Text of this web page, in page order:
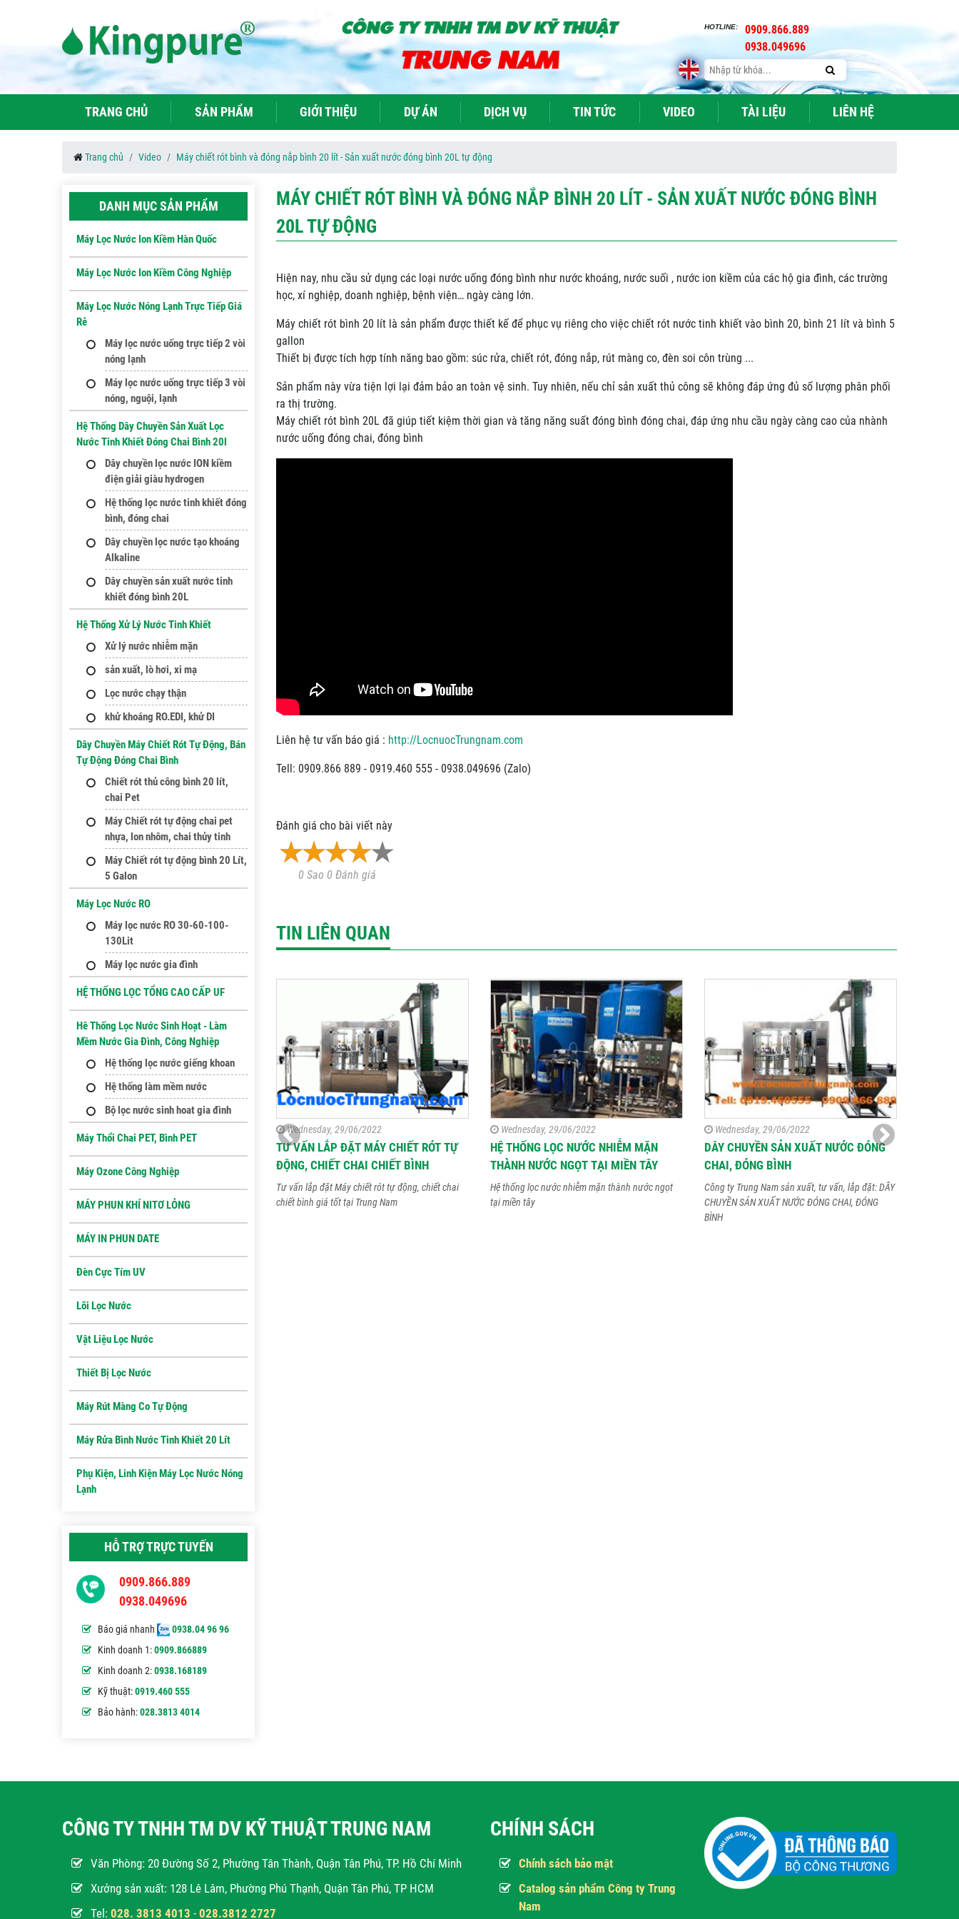
HOTLINE:
0909.866.889
0938.049696
TRANG CHỦ SẢN PHẨM GIỚI THIỆU DỰ ÁN DỊCH VỤ TIN TỨC VIDEO TÀI LIỆU LIÊN HỆ
Trang chủ Video Máy chiết rót bình và đóng nắp bình 20 lít - Sản xuất nước đóng bình 20L tự động
MÁY CHIẾT RÓT BÌNH VÀ ĐÓNG NẮP BÌNH 20 LÍT - SẢN XUẤT NƯỚC ĐÓNG BÌNH
20L TỰ ĐỘNG
Hiện nay, nhu cầu sử dụng các loại nước uống đóng bình như nước khoáng, nước suối , nước ion kiềm của các hộ gia đình, các trường
học, xí nghiệp, doanh nghiệp, bệnh viện… ngày càng lớn.
Máy chiết rót bình 20 lít là sản phẩm được thiết kế để phục vụ riêng cho việc chiết rót nước tinh khiết vào bình 20, bình 21 lít và bình 5
gallon
Thiết bị được tích hợp tính năng bao gồm: súc rửa, chiết rót, đóng nắp, rút màng co, đèn soi côn trùng ...
Sản phẩm này vừa tiện lợi lại đảm bảo an toàn vệ sinh. Tuy nhiên, nếu chỉ sản xuất thủ công sẽ không đáp ứng đủ số lượng phân phối
ra thị trường.
Máy chiết rót bình 20L đã giúp tiết kiệm thời gian và tăng năng suất đóng bình đóng chai, đáp ứng nhu cầu ngày càng cao của nhành
nước uống đóng chai, đóng bình
Liên hệ tư vấn báo giá : http://LocnuocTrungnam.com
Tell: 0909.866 889 - 0919.460 555 - 0938.049696 (Zalo)
Đánh giá cho bài viết này
0 Sao 0 Đánh giá
TIN LIÊN QUAN
Wednesday, 29/06/2022
TƯ VẤN LẮP ĐẶT MÁY CHIẾT RÓT TỰ
ĐỘNG, CHIẾT CHAI CHIẾT BÌNH
Tư vấn lắp đặt Máy chiết rót tự động, chiết chai
chiết bình giá tốt tại Trung Nam
Wednesday, 29/06/2022
HỆ THỐNG LỌC NƯỚC NHIỄM MẶN
THÀNH NƯỚC NGỌT TẠI MIỀN TÂY
Hệ thống lọc nước nhiễm mặn thành nước ngọt
tại miền tây
Wednesday, 29/06/2022
DÂY CHUYỀN SẢN XUẤT NƯỚC ĐÓNG
CHAI, ĐÓNG BÌNH
Công ty Trung Nam sản xuất, tư vấn, lắp đặt: DÂY
CHUYỀN SẢN XUẤT NƯỚC ĐÓNG CHAI, ĐÓNG
BÌNH
DANH MỤC SẢN PHẨM
Máy Lọc Nước Ion Kiềm Hàn Quốc
Máy Lọc Nước Ion Kiềm Công Nghiệp
Máy Lọc Nước Nóng Lạnh Trực Tiếp Giá
Rẻ
Máy lọc nước uống trực tiếp 2 vòi
nóng lạnh
Máy lọc nước uống trực tiếp 3 vòi
nóng, nguội, lạnh
Hệ Thống Dây Chuyền Sản Xuất Lọc
Nước Tinh Khiết Đóng Chai Bình 20l
Dây chuyền lọc nước ION kiềm
điện giải giàu hydrogen
Hệ thống lọc nước tinh khiết đóng
bình, đóng chai
Dây chuyền lọc nước tạo khoáng
Alkaline
Dây chuyền sản xuất nước tinh
khiết đóng bình 20L
Hệ Thống Xử Lý Nước Tinh Khiết
Xử lý nước nhiễm mặn
sản xuất, lò hơi, xi mạ
Lọc nước chạy thận
khử khoáng RO.EDI, khử DI
Dây Chuyền Máy Chiết Rót Tự Động, Bán
Tự Động Đóng Chai Bình
Chiết rót thủ công bình 20 lít,
chai Pet
Máy Chiết rót tự động chai pet
nhựa, lon nhôm, chai thủy tinh
Máy Chiết rót tự động bình 20 Lít,
5 Galon
Máy Lọc Nước RO
Máy lọc nước RO 30-60-100-
130Lit
Máy lọc nước gia đình
HỆ THỐNG LỌC TỔNG CAO CẤP UF
Hê Thống Lọc Nước Sinh Hoạt - Làm
Mềm Nước Gia Đình, Công Nghiệp
Hệ thống lọc nước giếng khoan
Hệ thống làm mềm nước
Bộ lọc nước sinh hoat gia đình
Máy Thổi Chai PET, Bình PET
Máy Ozone Công Nghiệp
MÁY PHUN KHÍ NITƠ LỎNG
MÁY IN PHUN DATE
Đèn Cực Tím UV
Lõi Lọc Nước
Vật Liệu Lọc Nước
Thiết Bị Lọc Nước
Máy Rút Màng Co Tự Động
Máy Rửa Bình Nước Tinh Khiết 20 Lít
Phụ Kiện, Linh Kiện Máy Lọc Nước Nóng
Lạnh
HỖ TRỢ TRỰC TUYẾN
0909.866.889
0938.049696
Báo giá nhanh
0938.04 96 96
Kinh doanh 1:0909.866889
Kinh doanh 2:0938.168189
Kỹ thuật:0919.460 555
Bảo hành:028.3813 4014
CÔNG TY TNHH TM DV KỸ THUẬT TRUNG NAM
Văn Phòng: 20 Đường Số 2, Phường Tân Thành, Quận Tân Phú, TP. Hồ Chí Minh
Xưởng sản xuất: 128 Lê Lâm, Phường Phú Thạnh, Quận Tân Phú, TP HCM
Tel: 028. 3813 4013 - 028.3812 2727
CHÍNH SÁCH
Chính sách bảo mật
Catalog sản phẩm Công ty Trung
Nam